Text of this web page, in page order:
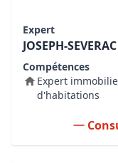
Expert
JOSEPH-
Compétences
Expert
d'habitations